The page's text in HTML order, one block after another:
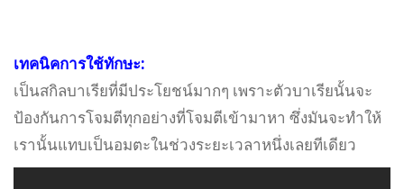
เทคนิคการใช้ทักษะ:
เป็นสกิลบาเรียที่มีประโยชน์มากๆ เพราะตัวบาเรียนั้นจะ
ป้องกันการโจมตีทุกอย่างที่โจมตีเข้ามาหา ซึ่งมันจะทำให้
เรานั้นแทบเป็นอมตะในช่วงระยะเวลาหนึ่งเลยทีเดียว